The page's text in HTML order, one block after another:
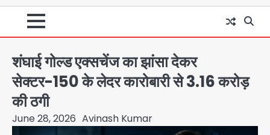
शंघाई गोल्ड एक्सचेंज का झांसा देकर
सेक्टर-150 के लेदर कारोबारी से 3.16 करोड़
की ठगी
June 28, 2026 Avinash Kumar